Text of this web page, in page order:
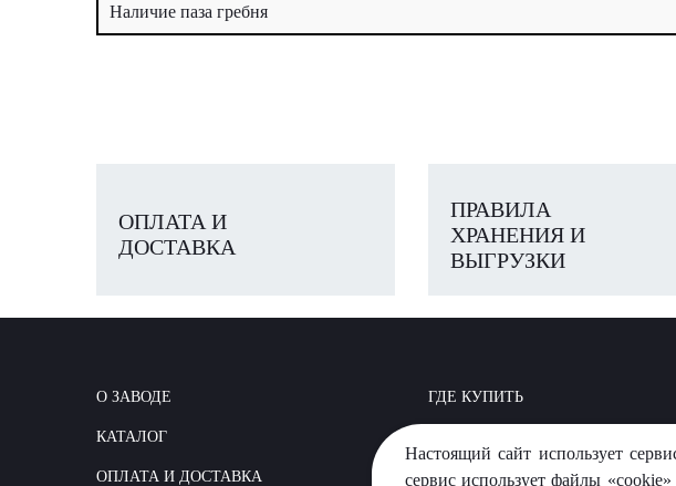
Наличие паза гребня
ОПЛАТА И
ДОСТАВКА
ПРАВИЛА
ХРАНЕНИЯ И
ВЫГРУЗКИ
О ЗАВОДЕ
КАТАЛОГ
ОПЛАТА И ДОСТАВКА
ГДЕ КУПИТЬ
ВОПРОС-ОТВЕТ
Настоящий сайт использует
сервис использует файлы